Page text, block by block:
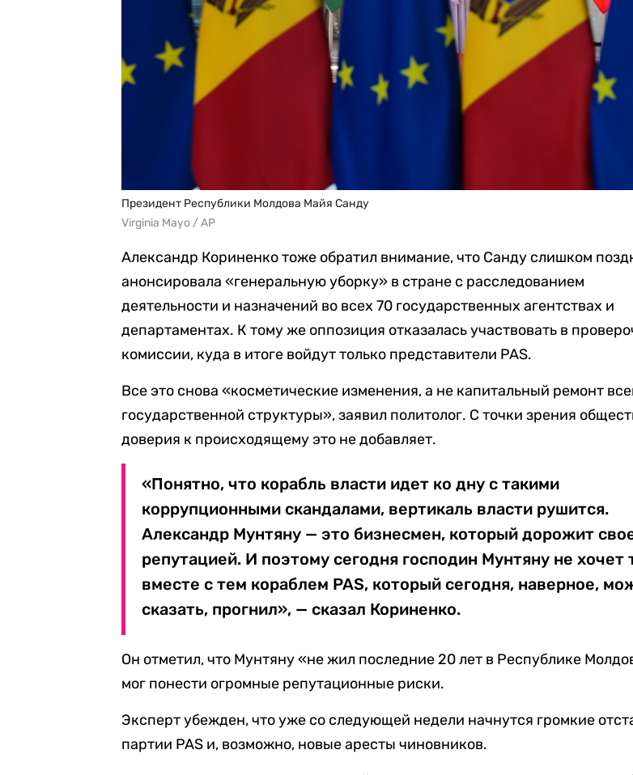
Президент Республики Молдова Майя Санду
Virginia Mayo / AP
Александр Кориненко тоже обратил внимание, что Санду слишком
анонсировала «генеральную уборку» в стране с расследованием
деятельности и назначений во всех 70 государственных агентствах и
департаментах. К тому же оппозиция отказалась участвовать в
комиссии, куда в итоге войдут только представители PAS.
Все это снова «косметические изменения, а не капитальный ремонт
государственной структуры», заявил политолог. С точки зрения
доверия к происходящему это не добавляет.
«Понятно, что корабль власти идет ко дну с такими
коррупционными скандалами, вертикаль власти рушится.
Александр Мунтяну — это бизнесмен, который дорожит
репутацией. И поэтому сегодня господин Мунтяну не хочет
вместе с тем кораблем PAS, который сегодня, наверное,
сказать, прогнил», — сказал Кориненко.
Он отметил, что Мунтяну «не жил последние 20 лет в Республике
мог понести огромные репутационные риски.
Эксперт убежден, что уже со следующей недели начнутся громкие
партии PAS и, возможно, новые аресты чиновников.